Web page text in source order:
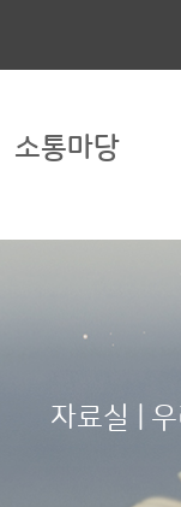
소통마당
자료실 |